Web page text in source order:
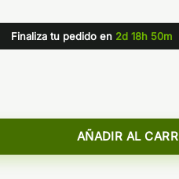
Finaliza tu pedido en 2d 18h 50m
120 Longfill - Dinner Lady
AÑADIR AL